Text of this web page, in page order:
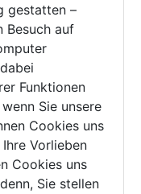
gestatten –
Besuch auf
Funktionen
Sie unsere
Cookies uns
Vorlieben
Cookies uns
Sie stellen